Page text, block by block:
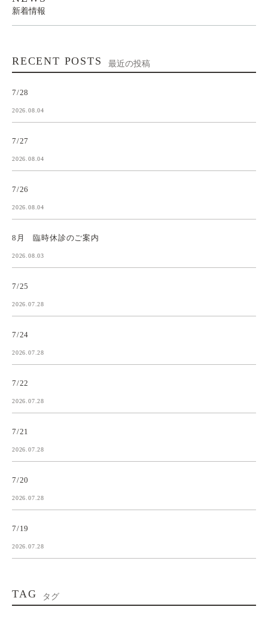
新着情報
RECENT POSTS 最近の投稿
7/28
2026.08.04
7/27
2026.08.04
7/26
2026.08.04
8月 臨時休診のご案内
2026.08.03
7/25
2026.07.28
7/24
2026.07.28
7/22
2026.07.28
7/21
2026.07.28
7/20
2026.07.28
7/19
2026.07.28
TAG タグ